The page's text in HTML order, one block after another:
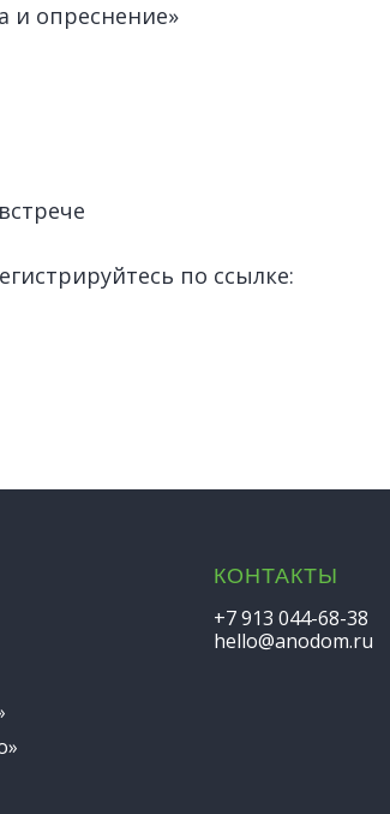
и опреснение»
по ссылке:
КОНТАКТЫ
+7 913 044-68-38
hello@anodom.ru